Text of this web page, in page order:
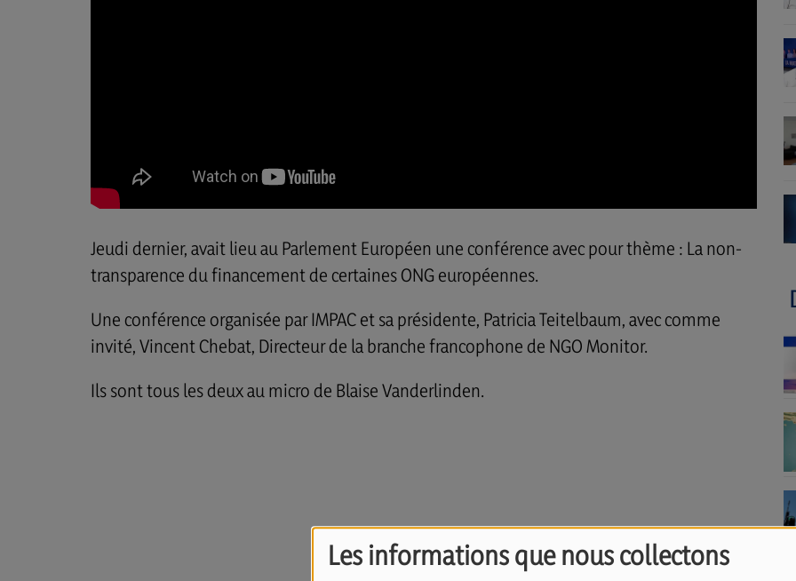
Les informations que nous collectons
Jeudi dernier, avait lieu au Parlement Européen une conférence avec pour thème : La non-
transparence du financement de certaines ONG européennes.
Une conférence organisée par IMPAC et sa présidente, Patricia Teitelbaum, avec comme
invité, Vincent Chebat, Directeur de la branche francophone de NGO Monitor.
Ils sont tous les deux au micro de Blaise Vanderlinden.